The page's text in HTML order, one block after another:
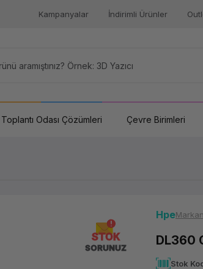
Kampanyalar İndirimli Ürünler
Toplantı Odası Çözümleri Çevre Birimleri
STOK
SORUNUZ
Hpe
DL360
Stok